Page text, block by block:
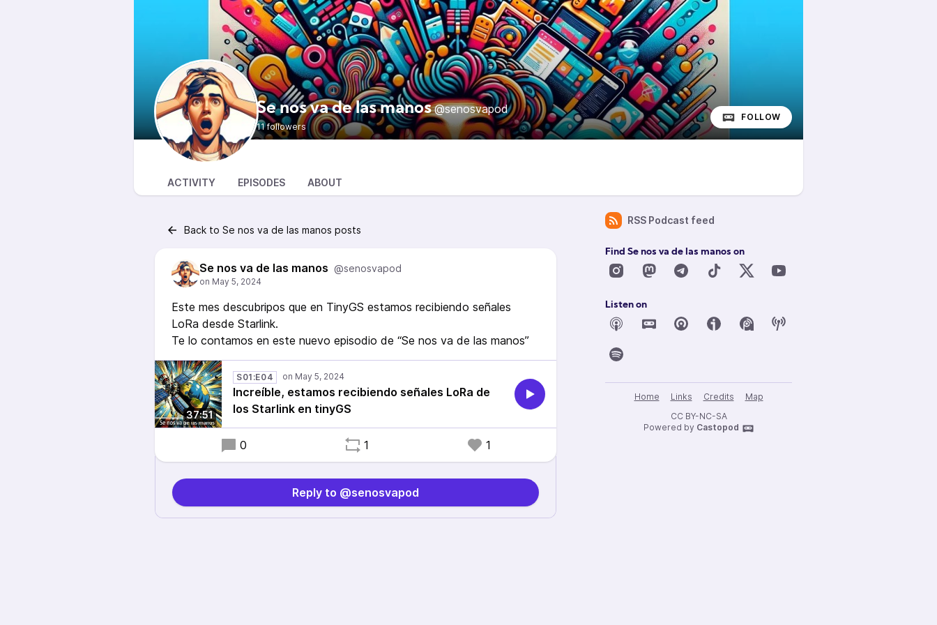
Se nos va de las manos @senosvapod
11 followers
FOLLOW
ACTIVITY EPISODES ABOUT
Back to Se nos va de las manos posts
Se nos va de las manos @senosvapod
Este mes descubripos que en TinyGS estamos recibiendo señales
LoRa desde Starlink.
Te lo contamos en este nuevo episodio de “Se nos va de las manos”
37:51
S01:E04
Increíble, estamos recibiendo señales LoRa de
los Starlink en tinyGS
0 1 1
Reply to @senosvapod
RSS Podcast feed
Find Se nos va de las manos on
Listen on
Home Links Credits
Map
CC BY-NC-SA
Powered by Castopod